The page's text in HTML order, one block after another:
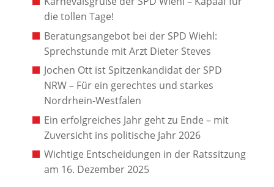
die tollen Tage!
Beratungsangebot bei der SPD Wiehl:
Sprechstunde mit Arzt Dieter Steves
Jochen Ott ist Spitzenkandidat der SPD
NRW – Für ein gerechtes und starkes
Nordrhein-Westfalen
Ein erfolgreiches Jahr geht zu Ende – mit
Zuversicht ins politische Jahr 2026
Wichtige Entscheidungen in der Ratssitzung
am 16. Dezember 2025